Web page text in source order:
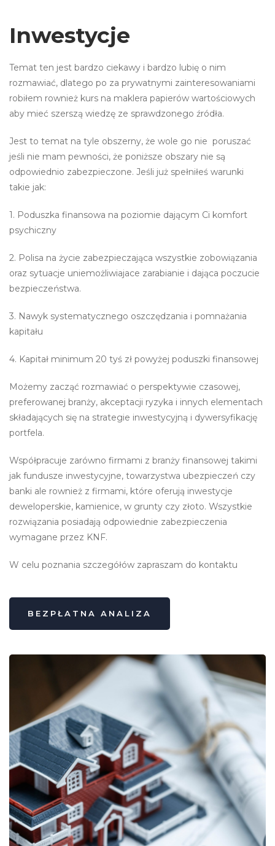
Inwestycje
Temat ten jest bardzo ciekawy i bardzo lubię o nim
rozmawiać, dlatego po za prywatnymi zainteresowaniami
robiłem rownież kurs na maklera papierów wartościowych
aby mieć szerszą wiedzę ze sprawdzonego źródła.
Jest to temat na tyle obszerny, że wole go nie poruszać
jeśli nie mam pewności, że poniższe obszary nie są
odpowiednio zabezpieczone. Jeśli już spełniłeś warunki
takie jak:
1. Poduszka finansowa na poziomie dającym Ci komfort
psychiczny
2. Polisa na życie zabezpieczająca wszystkie zobowiązania
oraz sytuacje uniemożliwiajace zarabianie i dająca poczucie
bezpieczeństwa.
3. Nawyk systematycznego oszczędzania i pomnażania
kapitału
4. Kapitał minimum 20 tyś zł powyżej poduszki finansowej
Możemy zacząć rozmawiać o perspektywie czasowej,
preferowanej branży, akceptacji ryzyka i innych elementach
składających się na strategie inwestycyjną i dywersyfikację
portfela.
Współpracuje zarówno firmami z branży finansowej takimi
jak fundusze inwestycyjne, towarzystwa ubezpieczeń czy
banki ale rownież z firmami, które oferują inwestycje
deweloperskie, kamienice, w grunty czy złoto. Wszystkie
rozwiązania posiadają odpowiednie zabezpieczenia
wymagane przez KNF.
W celu poznania szczegółów zapraszam do kontaktu
BEZPŁATNA ANALIZA